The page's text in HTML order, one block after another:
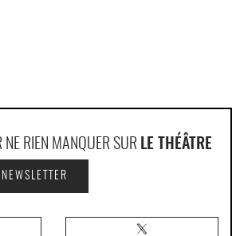
RIEN MANQUER SUR LE THÉÂTRE